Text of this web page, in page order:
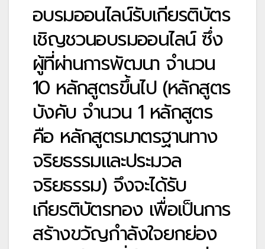
อบรมออนไลน์รับเกียรติบัตร
เชิญชวนอบรมออนไลน์ ซึ่ง
ผู้ที่ผ่านการพัฒนา จำนวน
10 หลักสูตรขึ้นไป (หลักสูตร
บังคับ จำนวน 1 หลักสูตร
คือ หลักสูตรมาตรฐานทาง
จริยธรรมและประมวล
จริยธรรม) จึงจะได้รับ
เกียรติบัตรทอง เพื่อเป็นการ
สร้างขวัญกำลังใจยกย่อง